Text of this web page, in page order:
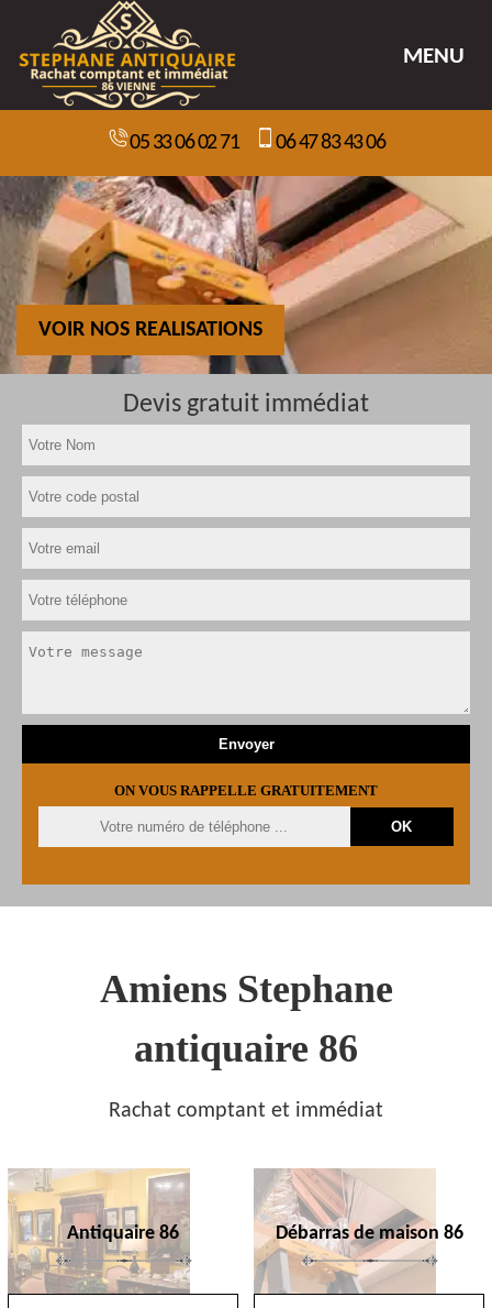
MENU
05 33 06 02 71 06 47 83 43 06
VOIR NOS REALISATIONS
Devis gratuit immédiat
ON VOUS RAPPELLE GRATUITEMENT
Amiens Stephane
antiquaire 86
Rachat comptant et immédiat
Antiquaire 86 Débarras de maison 86